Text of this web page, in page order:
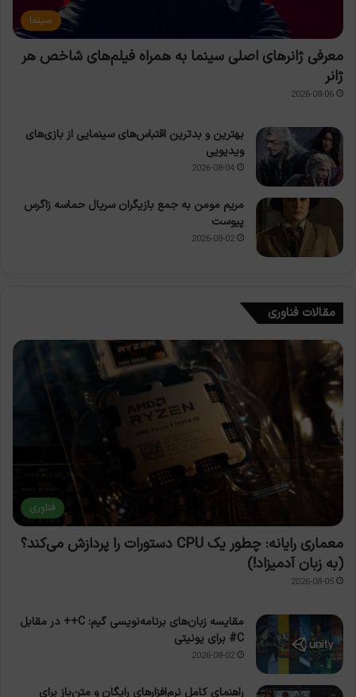
سینما
معرفی ژانرهای اصلی سینما به همراه فیلم‌های شاخص هر
ژانر
2026-08-06
بهترین و بدترین اقتباس‌های سینمایی از بازی‌های
ویدیویی
2026-08-04
مریم مومن به جمع بازیگران سریال حماسه زاگرس
پیوست
2026-08-02
مقالات فناوری
فناوری
معماری رایانه: چطور یک CPU دستورات را پردازش می‌کند؟
(به زبان آدمیزاد!)
2026-08-05
مقایسه زبان‌های برنامه‌نویسی گیم: C++ در مقابل
C# برای یونیتی
2026-08-02
راهنمای کامل نرم‌افزارهای رایگان و متن‌باز برای